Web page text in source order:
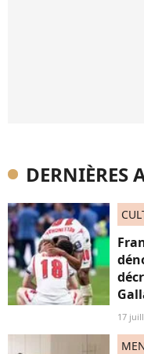
DERNIÈRES
17